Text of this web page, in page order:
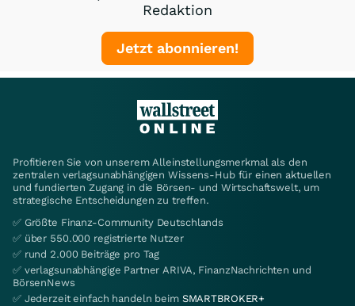
Redaktion
Jetzt abonnieren!
Profitieren Sie von unserem Alleinstellungsmerkmal als den
zentralen verlagsunabhängigen Wissens-Hub für einen aktuellen
und fundierten Zugang in die Börsen- und Wirtschaftswelt, um
strategische Entscheidungen zu treffen.
✅ Größte Finanz-Community Deutschlands
✅ über 550.000 registrierte Nutzer
✅ rund 2.000 Beiträge pro Tag
✅ verlagsunabhängige Partner ARIVA, FinanzNachrichten und
BörsenNews
✅ Jederzeit einfach handeln beim SMARTBROKER+